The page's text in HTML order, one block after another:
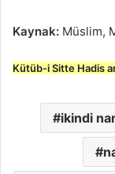
Kaynak: Müslim,
Kütüb-i Sitte Hadis
ikindi